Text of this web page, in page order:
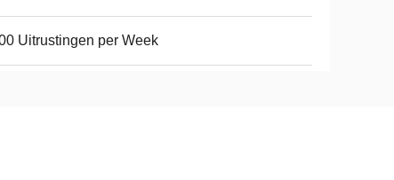
Uitrustingen per Week